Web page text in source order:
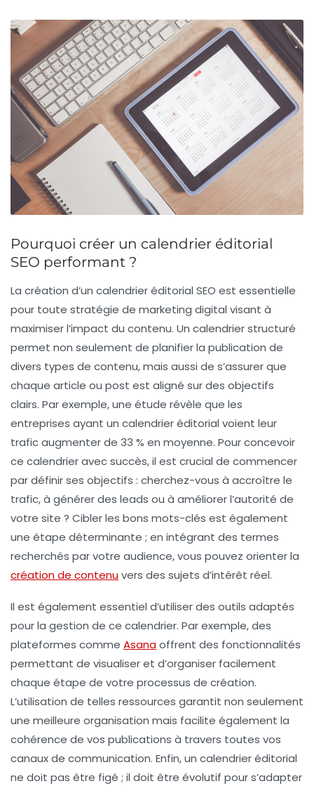
Pourquoi créer un calendrier éditorial
SEO performant ?
La création d’un calendrier éditorial SEO est essentielle
pour toute stratégie de marketing digital visant à
maximiser l’impact du contenu. Un calendrier structuré
permet non seulement de planifier la publication de
divers types de contenu, mais aussi de s’assurer que
chaque article ou post est aligné sur des objectifs
clairs. Par exemple, une étude révèle que les
entreprises ayant un calendrier éditorial voient leur
trafic augmenter de 33 % en moyenne. Pour concevoir
ce calendrier avec succès, il est crucial de commencer
par définir ses objectifs : cherchez-vous à accroître le
trafic, à générer des leads ou à améliorer l’autorité de
votre site ? Cibler les bons mots-clés est également
une étape déterminante ; en intégrant des termes
recherchés par votre audience, vous pouvez orienter la
création de contenuvers des sujets d’intérêt réel.
Il est également essentiel d’utiliser des outils adaptés
pour la gestion de ce calendrier. Par exemple, des
plateformes comme Asanaoffrent des fonctionnalités
permettant de visualiser et d’organiser facilement
chaque étape de votre processus de création.
L’utilisation de telles ressources garantit non seulement
une meilleure organisation mais facilite également la
cohérence de vos publications à travers toutes vos
canaux de communication. Enfin, un calendrier éditorial
ne doit pas être figé ; il doit être évolutif pour s’adapter